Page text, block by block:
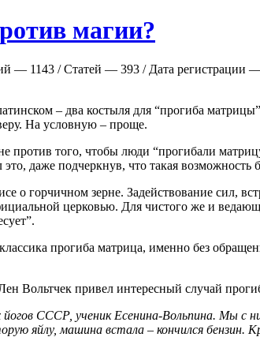
магии?
— 1143 / Статей — 393 / Дата регистрации
– два костыля для “прогиба
На условную – проще.
против того, чтобы люди “прогибали
даже подчеркнув, что такая возможность
о горчичном зерне. Задействование сил,
церковью. Для чистого же и
классика прогиба матрица, именно без
Вольтчек привел интересный случай
СССР, ученик Есенина-Вольпина. Мы с
яйлу, машина встала – кончился бензин.